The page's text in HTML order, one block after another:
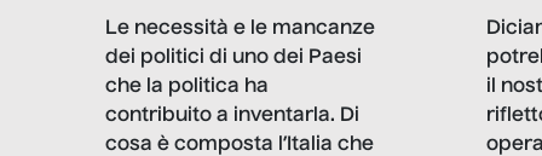
Le necessità e le mancanze
dei politici di uno dei Paesi
che la politica ha
contribuito a inventarla. Di
cosa è composta l’Italia che
il